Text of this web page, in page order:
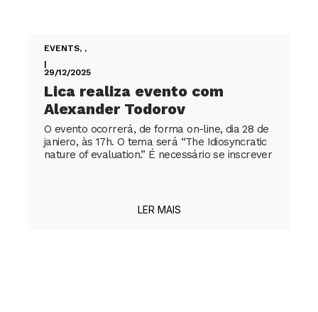
EVENTS, ,
|
29/12/2025
Lica realiza evento com
Alexander Todorov
O evento ocorrerá, de forma on-line, dia 28 de
janiero, às 17h. O tema será “The Idiosyncratic
nature of evaluation.” É necessário se inscrever
LER MAIS